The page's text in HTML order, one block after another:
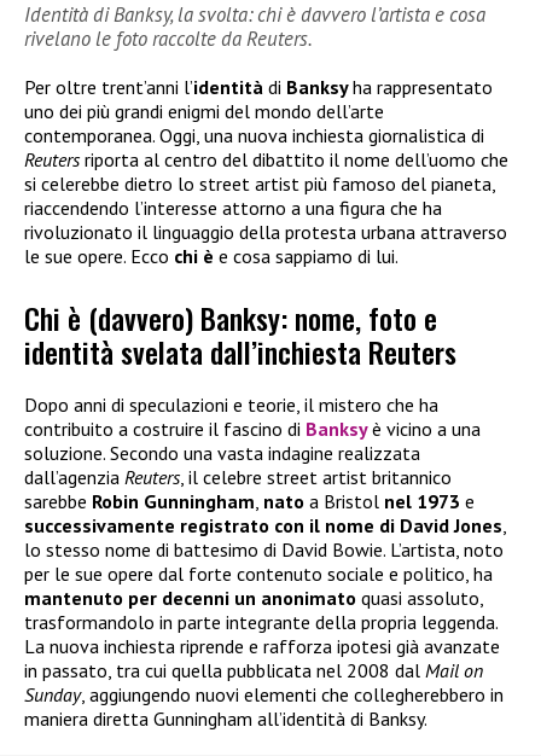
Identità di Banksy, la svolta: chi è davvero l’artista e cosa
rivelano le foto raccolte da Reuters.
Per oltre trent’anni l’identità di Banksyha rappresentato
uno dei più grandi enigmi del mondo dell’arte
contemporanea. Oggi, una nuova inchiesta giornalistica di
Reutersriporta al centro del dibattito il nome dell’uomo che
si celerebbe dietro lo street artist più famoso del pianeta,
riaccendendo l’interesse attorno a una figura che ha
rivoluzionato il linguaggio della protesta urbana attraverso
le sue opere. Ecco chi è e cosa sappiamo di lui.
Chi è (davvero) Banksy: nome, foto e
identità svelata dall’inchiesta Reuters
Dopo anni di speculazioni e teorie, il mistero che ha
contribuito a costruire il fascino di Banksyè vicino a una
soluzione. Secondo una vasta indagine realizzata
dall’agenzia Reuters, il celebre street artist britannico
sarebbe Robin Gunningham nato a Bristol nel 1973 e
successivamente registrato con il nome di David Jones
lo stesso nome di battesimo di David Bowie. L’artista, noto
per le sue opere dal forte contenuto sociale e politico, ha
mantenuto per decenni un anonimato quasi assoluto,
trasformandolo in parte integrante della propria leggenda.
La nuova inchiesta riprende e rafforza ipotesi già avanzate
in passato, tra cui quella pubblicata nel 2008 dal Mail on
Sunday, aggiungendo nuovi elementi che collegherebbero in
maniera diretta Gunningham all’identità di Banksy.